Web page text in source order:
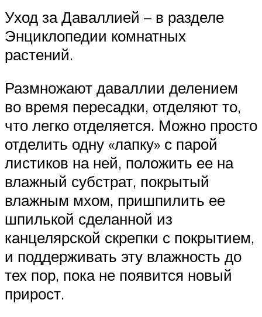
Уход за Даваллией – в разделе
Энциклопедии комнатных
растений.
Размножают даваллии делением
во время пересадки, отделяют то,
что легко отделяется. Можно просто
отделить одну «лапку» с парой
листиков на ней, положить ее на
влажный субстрат, покрытый
влажным мхом, пришпилить ее
шпилькой сделанной из
канцелярской скрепки с покрытием,
и поддерживать эту влажность до
тех пор, пока не появится новый
прирост.